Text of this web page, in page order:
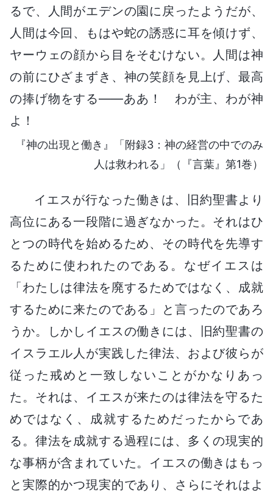
るで、人間がエデンの園に戻ったようだが、
人間は今回、もはや蛇の誘惑に耳を傾けず、
ヤーウェの顔から目をそむけない。人間は神
の前にひざまずき、神の笑顔を見上げ、最高
の捧げ物をする――ああ！ わが主、わが神
よ！
『神の出現と働き』「附録3：神の経営の中でのみ
人は救われる」（『言葉』第1巻）
イエスが行なった働きは、旧約聖書より
高位にある一段階に過ぎなかった。それはひ
とつの時代を始めるため、その時代を先導す
るために使われたのである。なぜイエスは
「わたしは律法を廃するためではなく、成就
するために来たのである」と言ったのであろ
うか。しかしイエスの働きには、旧約聖書の
イスラエル人が実践した律法、および彼らが
従った戒めと一致しないことがかなりあっ
た。それは、イエスが来たのは律法を守るた
めではなく、成就するためだったからであ
る。律法を成就する過程には、多くの現実的
な事柄が含まれていた。イエスの働きはもっ
と実際的かつ現実的であり、さらにそれはよ